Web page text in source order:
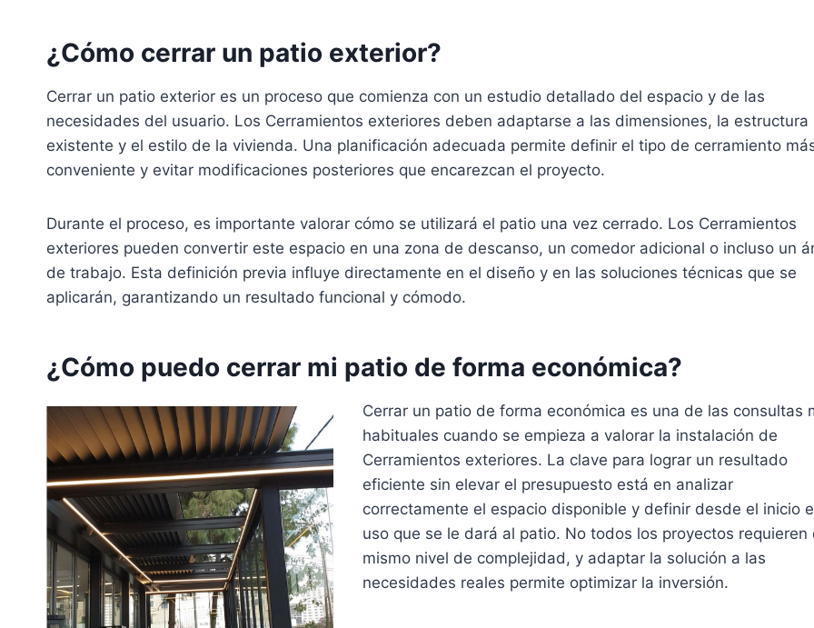
¿Cómo cerrar un patio exterior?
Cerrar un patio exterior es un proceso que comienza con un estudio detallado del espacio y de las
necesidades del usuario. Los Cerramientos exteriores deben adaptarse a las dimensiones, la estructura
existente y el estilo de la vivienda. Una planificación adecuada permite definir el tipo de cerramiento
conveniente y evitar modificaciones posteriores que encarezcan el proyecto.
Durante el proceso, es importante valorar cómo se utilizará el patio una vez cerrado. Los Cerramientos
exteriores pueden convertir este espacio en una zona de descanso, un comedor adicional o incluso un
de trabajo. Esta definición previa influye directamente en el diseño y en las soluciones técnicas que se
aplicarán, garantizando un resultado funcional y cómodo.
¿Cómo puedo cerrar mi patio de forma económica?
Cerrar un patio de forma económica es una de las consultas
habituales cuando se empieza a valorar la instalación de
Cerramientos exteriores. La clave para lograr un resultado
eficiente sin elevar el presupuesto está en analizar
correctamente el espacio disponible y definir desde el inicio
uso que se le dará al patio. No todos los proyectos requieren
mismo nivel de complejidad, y adaptar la solución a las
necesidades reales permite optimizar la inversión.